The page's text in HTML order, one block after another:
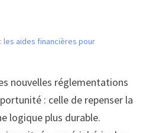
les aides financières pour
nouvelles réglementations
: celle de repenser la
logique plus durable.